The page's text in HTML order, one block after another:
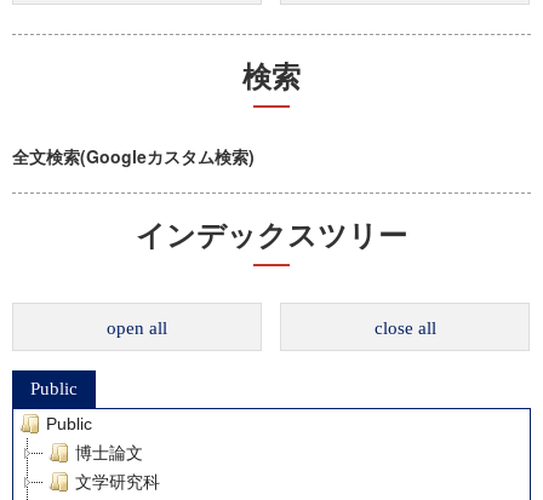
検索
全文検索(Googleカスタム検索)
インデックスツリー
open all close all
Public
Public
博士論文
文学研究科